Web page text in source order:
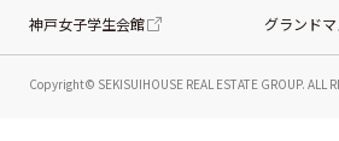
Copyright© SEKISUIHOUSE REAL ESTATE GROUP. ALL
神戸女子学生会館
グランドマ